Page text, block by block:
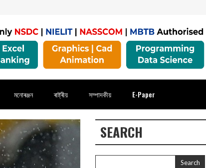
মনোৰঞ্জন ৰাষ্ট্ৰীয় সম্পাদকীয় E-Paper
SEARCH